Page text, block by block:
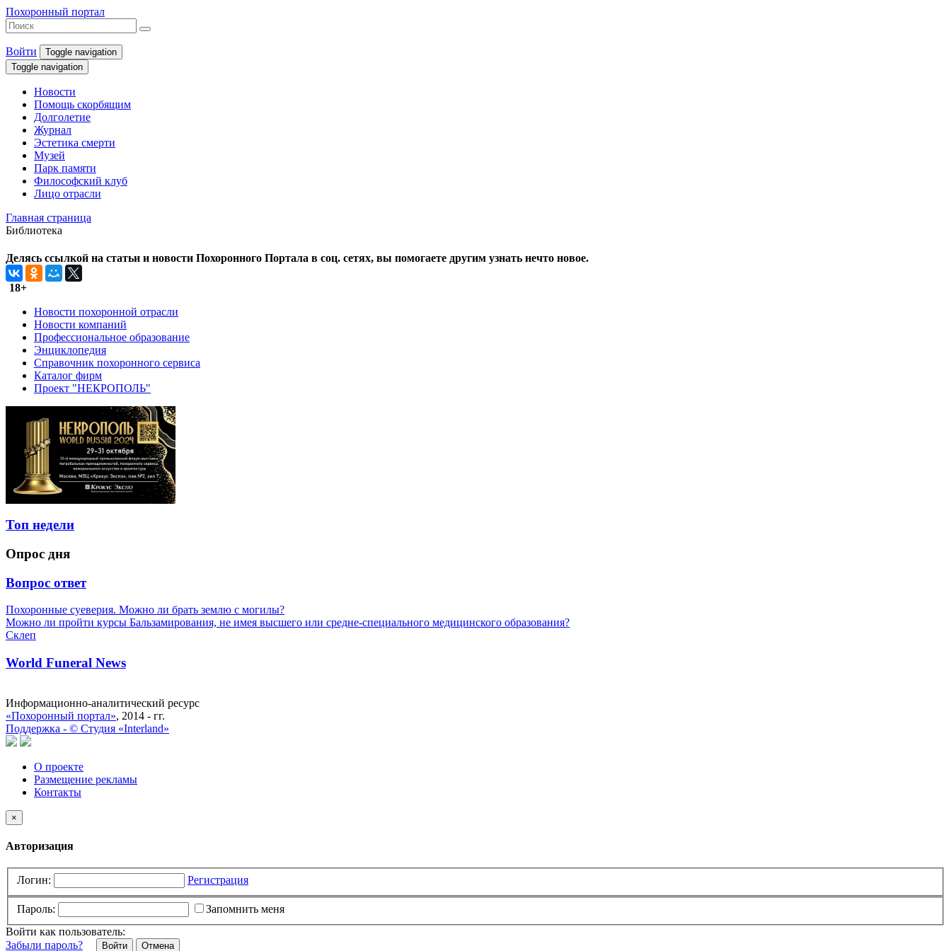
Похоронный портал
Войти
Toggle navigation
Toggle navigation
Новости
Помощь скорбящим
Долголетие
Журнал
Эстетика смерти
Музей
Парк памяти
Философский клуб
Лицо отрасли
Главная страница
Библиотека
Делясь ссылкой на статьи и новости Похоронного Портала в соц. сетях, вы помогаете другим узнать нечто новое.
18+
Новости похоронной отрасли
Новости компаний
Профессиональное образование
Энциклопедия
Справочник похоронного сервиса
Каталог фирм
Проект "НЕКРОПОЛЬ"
Топ недели
Опрос дня
Вопрос ответ
Похоронные суеверия. Можно ли брать землю с могилы?
Можно ли пройти курсы Бальзамирования, не имея высшего или средне-специального медицинского образования?
Склеп
World Funeral News
Информационно-аналитический ресурс
«Похоронный портал», 2014 - гг.
Поддержка - © Cтудия «Interland»
О проекте
Размещение рекламы
Контакты
×
Авторизация
Логин: Регистрация
Пароль:
Запомнить меня
Войти как пользователь:
Забыли пароль?
Отмена